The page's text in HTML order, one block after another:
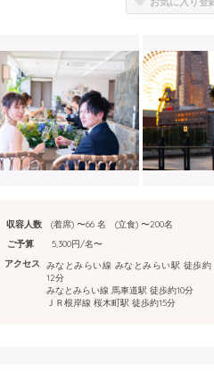
収容人数
(着席) 〜66 名 (立食) 〜200名
ご予算
5,300円/名〜
アクセス
みなとみらい線 みなとみらい駅 徒歩約
12分
みなとみらい線 馬車道駅 徒歩約10分
ＪＲ根岸線 桜木町駅 徒歩約15分